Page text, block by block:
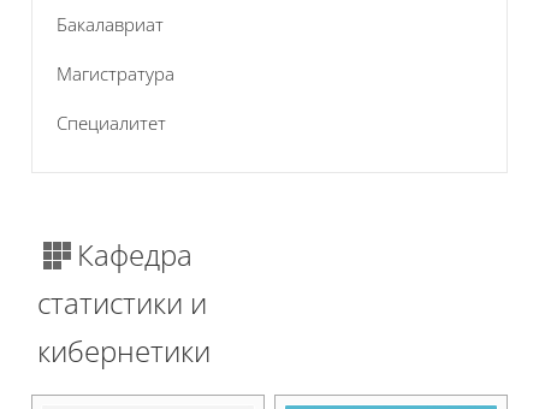
Бакалавриат
Магистратура
Специалитет
Кафедра
статистики и
кибернетики